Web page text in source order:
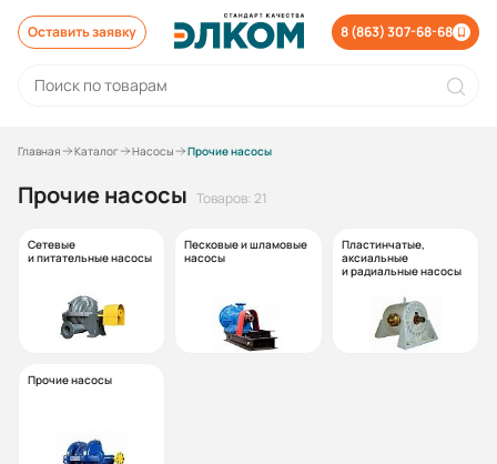
Оставить заявку 8 (863) 307-68-68
Главная Каталог Насосы Прочие насосы
Прочие насосы Товаров: 21
Сетевые
и питательные насосы
Песковые и шламовые
насосы
Пластинчатые,
аксиальные
и радиальные насосы
Прочие насосы